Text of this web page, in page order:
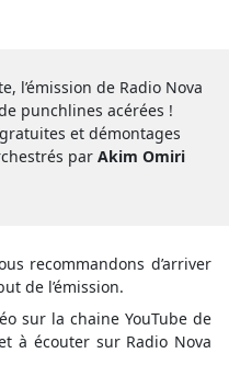
l’émission de Radio Nova
punchlines acérées !
et démontages
par Akim Omiri
recommandons d’arriver
de l’émission.
sur la chaine YouTube de
à écouter sur Radio Nova